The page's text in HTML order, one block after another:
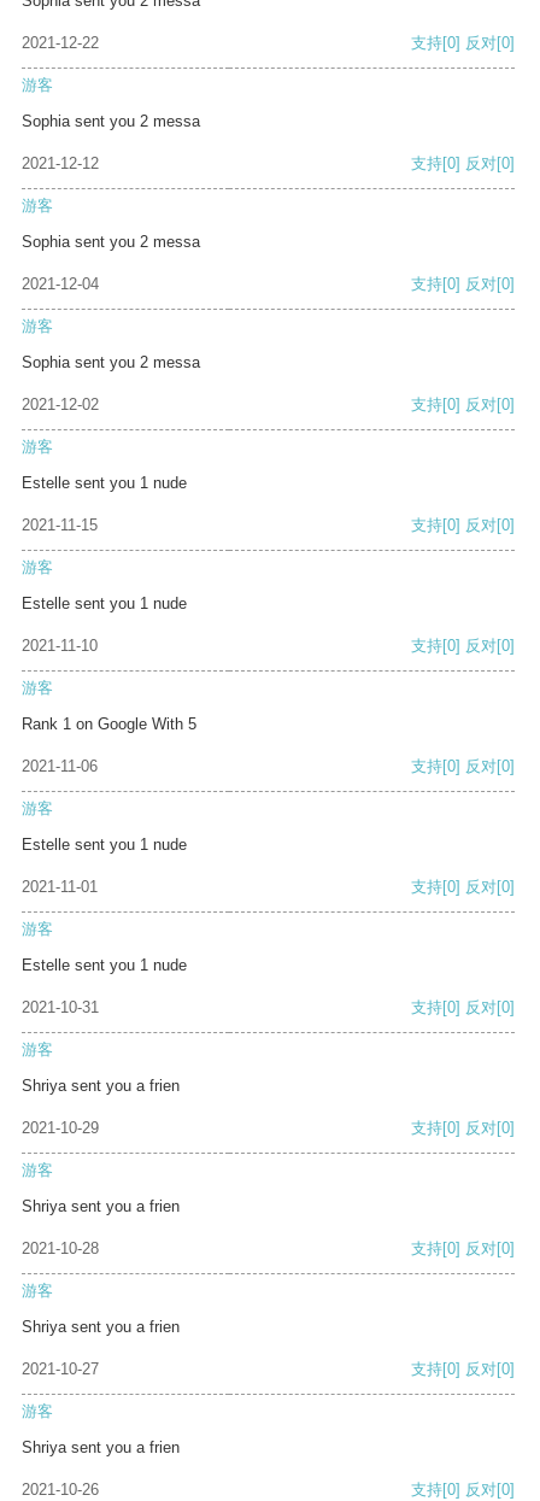
2021-12-22 支持[0] 反对[0]
游客
Sophia sent you 2 messa
2021-12-12 支持[0] 反对[0]
游客
Sophia sent you 2 messa
2021-12-04 支持[0] 反对[0]
游客
Sophia sent you 2 messa
2021-12-02 支持[0] 反对[0]
游客
Estelle sent you 1 nude
2021-11-15 支持[0] 反对[0]
游客
Estelle sent you 1 nude
2021-11-10 支持[0] 反对[0]
游客
Rank 1 on Google With 5
2021-11-06 支持[0] 反对[0]
游客
Estelle sent you 1 nude
2021-11-01 支持[0] 反对[0]
游客
Estelle sent you 1 nude
2021-10-31 支持[0] 反对[0]
游客
Shriya sent you a frien
2021-10-29 支持[0] 反对[0]
游客
Shriya sent you a frien
2021-10-28 支持[0] 反对[0]
游客
Shriya sent you a frien
2021-10-27 支持[0] 反对[0]
游客
Shriya sent you a frien
2021-10-26 支持[0] 反对[0]